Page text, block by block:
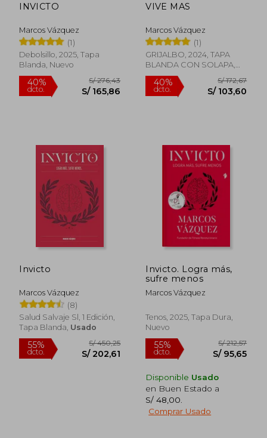
INVICTO
Marcos Vázquez
(1)
Debolsillo, 2025, Tapa
Blanda, Nuevo
40%
VIVE MAS
Marcos Vázquez
(1)
GRIJALBO, 2024, TAPA
BLANDA CON SOLAPA,
Nuevo
40%
dcto.
Invicto
Marcos Vázquez
(8)
Salud Salvaje Sl, 1 Edición,
Tapa Blanda, Usado
Invicto. Logra más,
sufre menos
Marcos Vázquez
Tenos, 2025, Tapa Dura,
Nuevo
Disponible Usado
en Buen Estado a
S/ 48,00
Comprar Usado